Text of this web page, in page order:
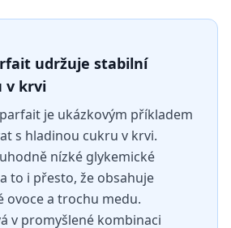
udržuje stabilní
v krvi
je ukázkovým příkladem
s hladinou cukru v krvi.
nízké glykemické
to i přesto, že obsahuje
ovoce a trochu medu.
v promyšlené kombinaci